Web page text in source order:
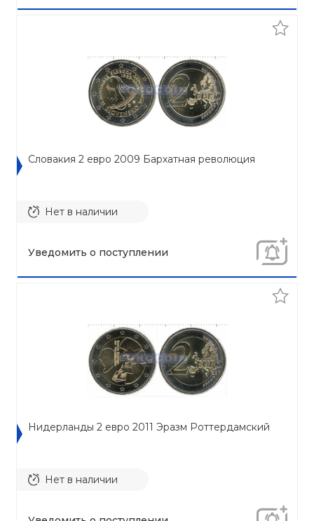
Словакия 2 евро 2009 Бархатная революция
Нет в наличии
Уведомить о поступлении
Нидерланды 2 евро 2011 Эразм Роттердамский
Нет в наличии